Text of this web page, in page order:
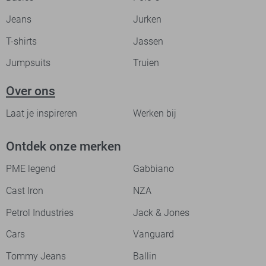
Jeans
Jurken
T-shirts
Jassen
Jumpsuits
Truien
Over ons
Laat je inspireren Werken bij
Ontdek onze merken
PME legend
Gabbiano
Cast Iron
NZA
Petrol Industries
Jack & Jones
Cars
Vanguard
Tommy Jeans
Ballin